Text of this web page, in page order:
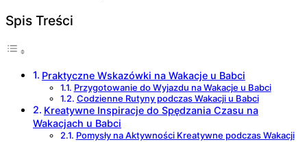
Spis Treści
Praktyczne Wskazówki na Wakacje u Babci
Przygotowanie do Wyjazdu na Wakacje u Babci
Codzienne Rutyny podczas Wakacji u Babci
Kreatywne Inspiracje do Spędzania Czasu na
Wakacjach u Babci
Pomysły na Aktywności Kreatywne podczas Wakacji